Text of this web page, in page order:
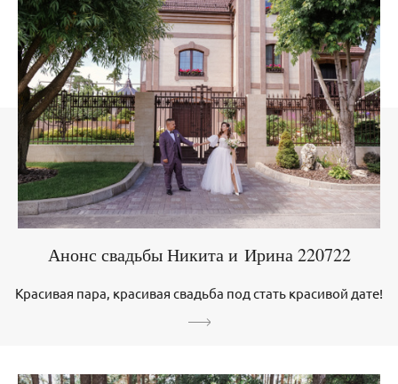
Анонс свадьбы Никита и Ирина 220722
Красивая пара, красивая свадьба под стать красивой дате!